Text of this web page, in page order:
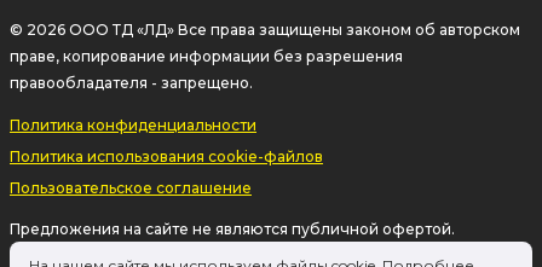
© 2026 ООО ТД «ЛД» Все права защищены законом об авторском
праве, копирование информации без разрешения
правообладателя - запрещено.
Политика конфиденциальности
Политика использования cookie-файлов
Пользовательское соглашение
Предложения на сайте не являются публичной офертой.
Информация на сайте о товаре носит рекламный характер и